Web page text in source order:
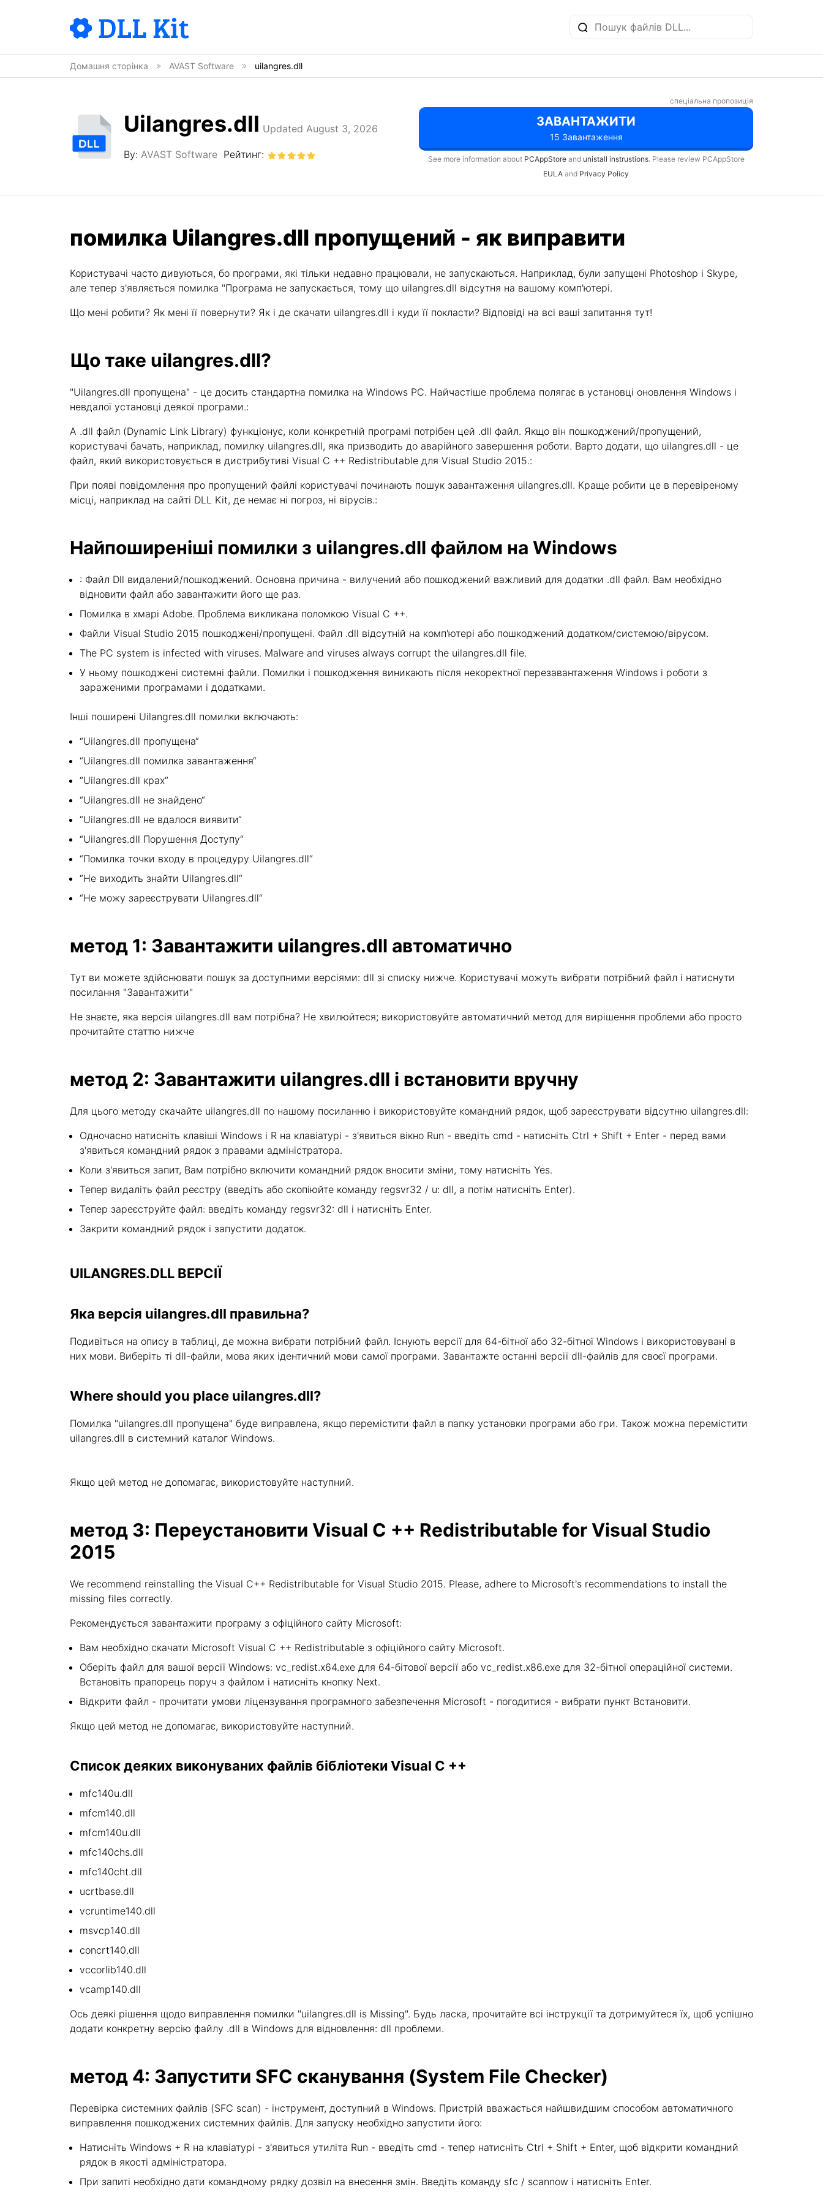
Домашня сторінка AVAST Software uilangres.dll
Uilangres.dll Updated August 3, 2026
By: AVAST Software Рейтинг:
спеціальна пропозиція
ЗАВАНТАЖИТИ
15 Завантаження
See more information about PCAppStoreand unistall instrustions. Please review PCAppStore
EULA and Privacy Policy
помилка Uilangres.dll пропущений - як виправити
Користувачі часто дивуються, бо програми, які тільки недавно працювали, не запускаються. Наприклад, були запущені Photoshop і Skype,
але тепер з'являється помилка "Програма не запускається, тому що uilangres.dll відсутня на вашому комп'ютері.
Що мені робити? Як мені її повернути? Як і де скачати uilangres.dll і куди її покласти? Відповіді на всі ваші запитання тут!
Що таке uilangres.dll?
"Uilangres.dll пропущена" - це досить стандартна помилка на Windows PC. Найчастіше проблема полягає в установці оновлення Windows і
невдалої установці деякої програми.:
A .dll файл (Dynamic Link Library) функціонує, коли конкретній програмі потрібен цей .dll файл. Якщо він пошкоджений/пропущений,
користувачі бачать, наприклад, помилку uilangres.dll, яка призводить до аварійного завершення роботи. Варто додати, що uilangres.dll - це
файл, який використовується в дистрибутиві Visual C ++ Redistributable для Visual Studio 2015.:
При появі повідомлення про пропущений файлі користувачі починають пошук завантаження uilangres.dll. Краще робити це в перевіреному
місці, наприклад на сайті DLL Kit, де немає ні погроз, ні вірусів.:
Найпоширеніші помилки з uilangres.dll файлом на Windows
: Файл Dll видалений/пошкоджений. Основна причина - вилучений або пошкоджений важливий для додатки .dll файл. Вам необхідно
відновити файл або завантажити його ще раз.
Помилка в хмарі Adobe. Проблема викликана поломкою Visual C ++.
Файли Visual Studio 2015 пошкоджені/пропущені. Файл .dll відсутній на комп'ютері або пошкоджений додатком/системою/вірусом.
The PC system is infected with viruses. Malware and viruses always corrupt the uilangres.dll file.
У ньому пошкоджені системні файли. Помилки і пошкодження виникають після некоректної перезавантаження Windows і роботи з
зараженими програмами і додатками.
Інші поширені Uilangres.dll помилки включають:
“Uilangres.dll пропущена“
“Uilangres.dll помилка завантаження“
“Uilangres.dll крах“
“Uilangres.dll не знайдено“
“Uilangres.dll не вдалося виявити“
“Uilangres.dll Порушення Доступу“
“Помилка точки входу в процедуру Uilangres.dll“
“Не виходить знайти Uilangres.dll“
“Не можу зареєструвати Uilangres.dll“
метод 1: Завантажити uilangres.dll автоматично
Тут ви можете здійснювати пошук за доступними версіями: dll зі списку нижче. Користувачі можуть вибрати потрібний файл і натиснути
посилання "Завантажити"
Не знаєте, яка версія uilangres.dll вам потрібна? Не хвилюйтеся; використовуйте автоматичний метод для вирішення проблеми або просто
прочитайте статтю нижче
метод 2: Завантажити uilangres.dll і встановити вручну
Для цього методу скачайте uilangres.dll по нашому посиланню і використовуйте командний рядок, щоб зареєструвати відсутню uilangres.dll:
Одночасно натисніть клавіші Windows і R на клавіатурі - з'явиться вікно Run - введіть cmd - натисніть Ctrl + Shift + Enter - перед вами
з'явиться командний рядок з правами адміністратора.
Коли з'явиться запит, Вам потрібно включити командний рядок вносити зміни, тому натисніть Yes.
Тепер видаліть файл реєстру (введіть або скопіюйте команду regsvr32 / u: dll, а потім натисніть Enter).
Тепер зареєструйте файл: введіть команду regsvr32: dll і натисніть Enter.
Закрити командний рядок і запустити додаток.
UILANGRES.DLL ВЕРСІЇ
Яка версія uilangres.dll правильна?
Подивіться на опису в таблиці, де можна вибрати потрібний файл. Існують версії для 64-бітної або 32-бітної Windows і використовувані в
них мови. Виберіть ті dll-файли, мова яких ідентичний мови самої програми. Завантажте останні версії dll-файлів для своєї програми.
Where should you place uilangres.dll?
Помилка "uilangres.dll пропущена" буде виправлена, якщо перемістити файл в папку установки програми або гри. Також можна перемістити
uilangres.dll в системний каталог Windows.
Якщо цей метод не допомагає, використовуйте наступний.
метод 3: Переустановити Visual C ++ Redistributable for Visual Studio
2015
We recommend reinstalling the Visual C++ Redistributable for Visual Studio 2015. Please, adhere to Microsoft's recommendations to install the
missing files correctly.
Рекомендується завантажити програму з офіційного сайту Microsoft:
Вам необхідно скачати Microsoft Visual C ++ Redistributable з офіційного сайту Microsoft.
Оберіть файл для вашої версії Windows: vc_redist.x64.exe для 64-бітової версії або vc_redist.x86.exe для 32-бітної операційної системи.
Встановіть прапорець поруч з файлом і натисніть кнопку Next.
Відкрити файл - прочитати умови ліцензування програмного забезпечення Microsoft - погодитися - вибрати пункт Встановити.
Якщо цей метод не допомагає, використовуйте наступний.
Список деяких виконуваних файлів бібліотеки Visual C ++
mfc140u.dll
mfcm140.dll
mfcm140u.dll
mfc140chs.dll
mfc140cht.dll
ucrtbase.dll
vcruntime140.dll
msvcp140.dll
concrt140.dll
vccorlib140.dll
vcamp140.dll
Ось деякі рішення щодо виправлення помилки "uilangres.dll is Missing". Будь ласка, прочитайте всі інструкції та дотримуйтеся їх, щоб успішно
додати конкретну версію файлу .dll в Windows для відновлення: dll проблеми.
метод 4: Запустити SFC сканування (System File Checker)
Перевірка системних файлів (SFC scan) - інструмент, доступний в Windows. Пристрій вважається найшвидшим способом автоматичного
виправлення пошкоджених системних файлів. Для запуску необхідно запустити його:
Натисніть Windows + R на клавіатурі - з'явиться утиліта Run - введіть cmd - тепер натисніть Ctrl + Shift + Enter, щоб відкрити командний
рядок в якості адміністратора.
При запиті необхідно дати командному рядку дозвіл на внесення змін. Введіть команду sfc / scannow і натисніть Enter.